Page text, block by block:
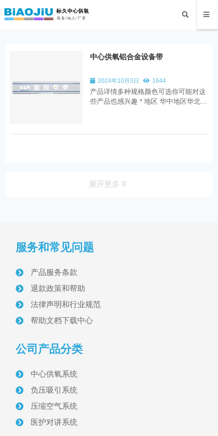
中心供氧铝合金设备带
2024年10月3日 1644
产品详情多种规格颜色可选你可能对这
些产品也感兴趣 * 地区 华中地区华北地
展开更多
病房设备带与终端
医用气体终端
气体维修阀
配电与照明
医护对讲设备
信息化呼叫对讲
智能型呼叫对讲
服务和常见问题
产品服务条款
退款政策和帮助
法律声明和行业规范
帮助文档下载中心
公司产品分类
中心供氧系统
负压吸引系统
压缩空气系统
医护对讲系统